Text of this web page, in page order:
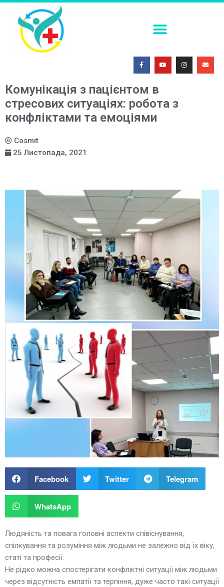
Комунікація з пацієнтом в
стресових ситуаціях: робота з
конфліктами та емоціями
Cosmit
25 Листопада, 2021
Facebook Twitter Telegram
WhatsApp
Людяність та повага головні аспекти співіснування,
спілкування та розуміння між людьми не залежно від їх віку,
статі та професії.
Не рідко можна спостерігати конфліктні ситуації між людьми
через відсутність емпатії та терпіння, дуже часто такі ситуації